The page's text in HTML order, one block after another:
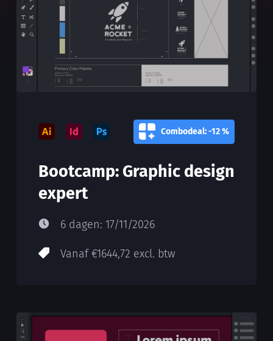
Combodeal: -12 %
Bootcamp: Graphic design
expert
6 dagen: 17/11/2026
Vanaf €1644,72 excl. btw